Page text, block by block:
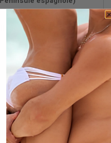
discret.
moi lorsque le produit est